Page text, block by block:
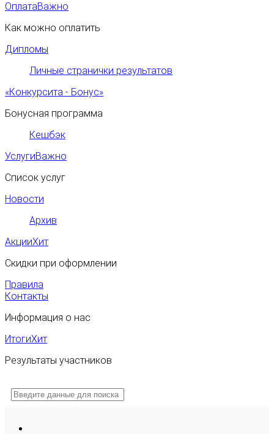
ОплатаВажно
Как можно оплатить
Дипломы
Личные странички результатов
«Конкурсита - Бонус»
Бонусная программа
Кешбэк
УслугиВажно
Список услуг
Новости
Архив
АкцииХит
Скидки при оформлении
Правила
Контакты
Информация о нас
ИтогиХит
Результаты участников